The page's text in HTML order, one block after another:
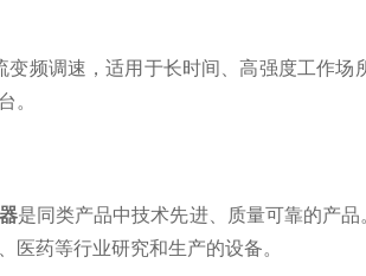
调速，适用于长时间、高强度工作场
。
是同类产品中技术先进、质量可靠的产
医药等行业研究和生产的设备。